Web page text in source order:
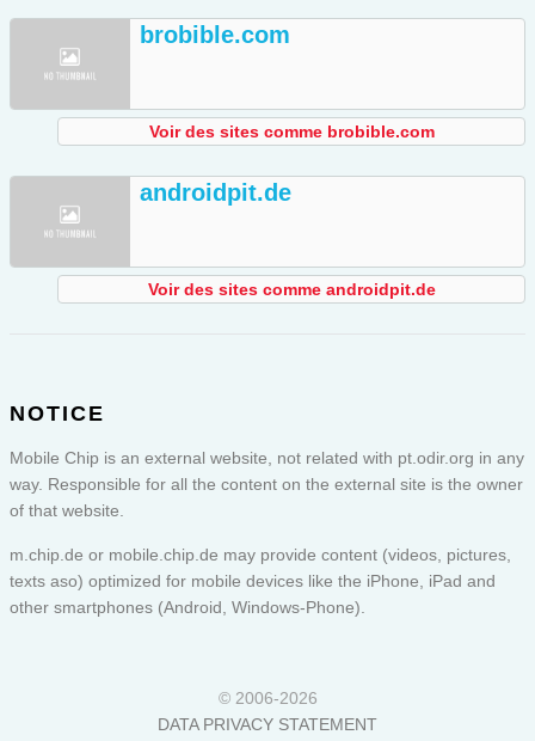
brobible.com
Voir des sites comme brobible.com
androidpit.de
Voir des sites comme androidpit.de
NOTICE
Mobile Chip is an external website, not related with pt.odir.org in any
way. Responsible for all the content on the external site is the owner
of that website.
m.chip.de or mobile.chip.de may provide content (videos, pictures,
texts aso) optimized for mobile devices like the iPhone, iPad and
other smartphones (Android, Windows-Phone).
© 2006-2026
DATA PRIVACY STATEMENT